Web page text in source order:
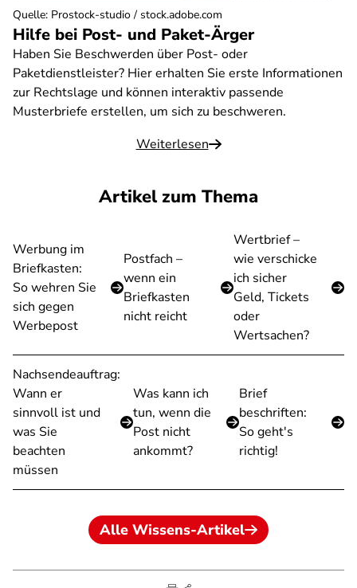
Hilfe bei Post- und Paket-Ärger
Haben Sie Beschwerden über Post- oder
Paketdienstleister? Hier erhalten Sie erste Informationen
zur Rechtslage und können interaktiv passende
Musterbriefe erstellen, um sich zu beschweren.
Weiterlesen
Quelle: Prostock-studio / stock.adobe.com
Artikel zum Thema
Werbung im
Briefkasten:
So wehren Sie
sich gegen
Werbepost
Postfach –
wenn ein
Briefkasten
nicht reicht
Wertbrief –
wie verschicke
ich sicher
Geld, Tickets
oder
Wertsachen?
Nachsendeauftrag:
Wann er
sinnvoll ist und
was Sie
beachten
müssen
Was kann ich
tun, wenn die
Post nicht
ankommt?
Brief
beschriften:
So geht's
richtig!
Alle Wissens-Artikel